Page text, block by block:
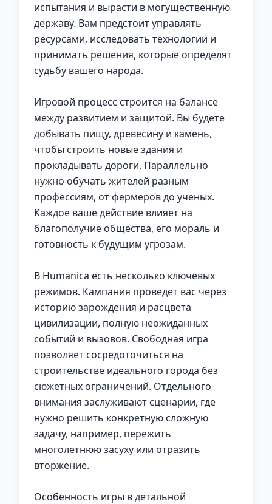
испытания и вырасти в могущественную
державу. Вам предстоит управлять
ресурсами, исследовать технологии и
принимать решения, которые определят
судьбу вашего народа.
Игровой процесс строится на балансе
между развитием и защитой. Вы будете
добывать пищу, древесину и камень,
чтобы строить новые здания и
прокладывать дороги. Параллельно
нужно обучать жителей разным
профессиям, от фермеров до ученых.
Каждое ваше действие влияет на
благополучие общества, его мораль и
готовность к будущим угрозам.
В Humanica есть несколько ключевых
режимов. Кампания проведет вас через
историю зарождения и расцвета
цивилизации, полную неожиданных
событий и вызовов. Свободная игра
позволяет сосредоточиться на
строительстве идеального города без
сюжетных ограничений. Отдельного
внимания заслуживают сценарии, где
нужно решить конкретную сложную
задачу, например, пережить
многолетнюю засуху или отразить
вторжение.
Особенность игры в детальной